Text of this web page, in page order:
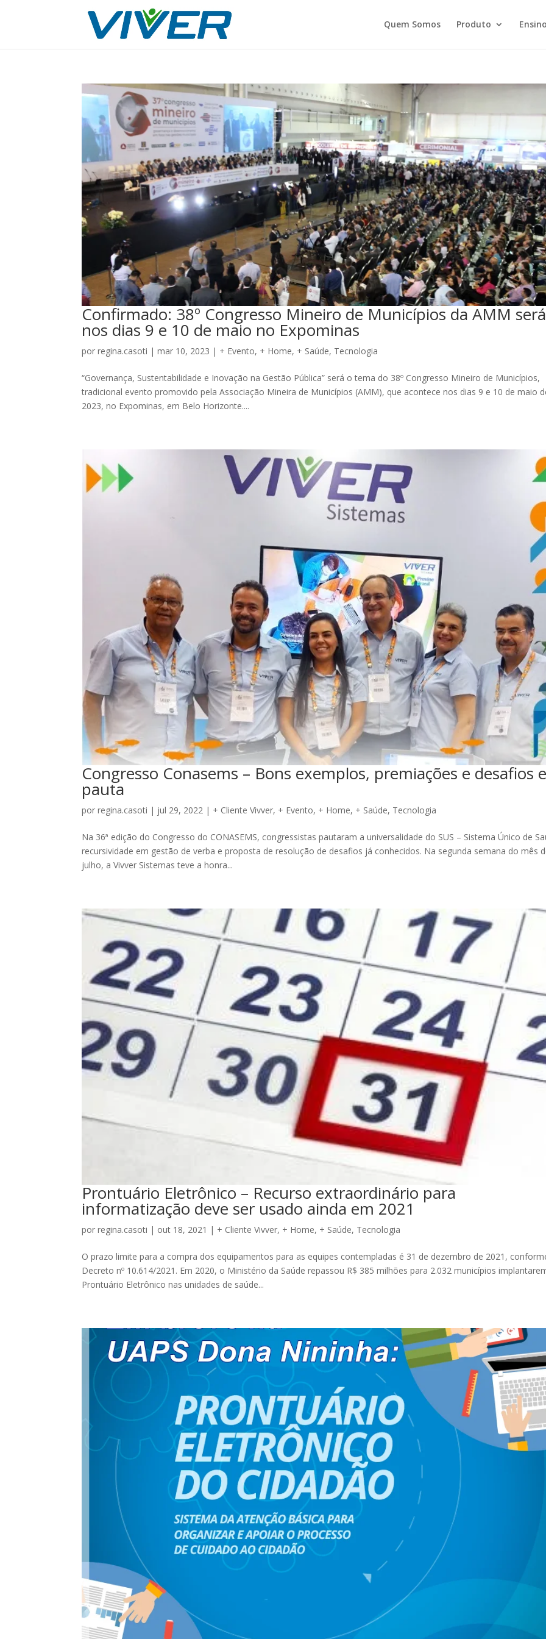
Quem Somos Produto
Confirmado: 38º Congresso Mineiro de Municípios da AMM será
nos dias 9 e 10 de maio no Expominas
porregina.casoti |mar 10, 2023 | + Evento, + Home, + Saúde, Tecnologia
“Governança, Sustentabilidade e Inovação na Gestão Pública” será o tema do 38º Congresso Mineiro de Municípios,
tradicional evento promovido pela Associação Mineira de Municípios (AMM), que acontece nos dias 9 e 10 de maio
2023, no Expominas, em Belo Horizonte....
Congresso Conasems – Bons exemplos, premiações e desafios
pauta
porregina.casoti | jul 29, 2022 | + Cliente Vivver, + Evento, + Home, + Saúde, Tecnologia
Na 36ª edição do Congresso do CONASEMS, congressistas pautaram a universalidade do SUS – Sistema Único de
recursividade em gestão de verba e proposta de resolução de desafios já conhecidos. Na segunda semana do mês
julho, a Vivver Sistemas teve a honra...
Prontuário Eletrônico – Recurso extraordinário para
informatização deve ser usado ainda em 2021
porregina.casoti | out 18, 2021 | + Cliente Vivver, + Home, + Saúde, Tecnologia
O prazo limite para a compra dos equipamentos para as equipes contempladas é 31 de dezembro de 2021,
Decreto nº 10.614/2021. Em 2020, o Ministério da Saúde repassou R$ 385 milhões para 2.032 municípios
Prontuário Eletrônico nas unidades de saúde...